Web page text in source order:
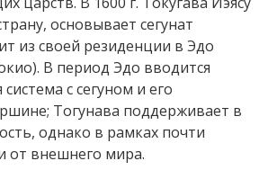
основывает сегунат
из своей резиденции в Эдо
В период Эдо вводится
система с сегуном и его
Тогунава поддерживает в
однако в рамках почти
от внешнего мира.